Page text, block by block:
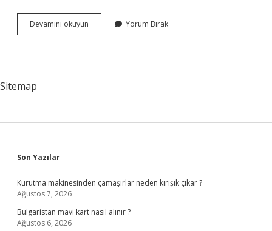
Devamını okuyun Sinemada
Motif
Yorum Bırak
Sitemap
Sidebar
Son Yazılar
Kurutma makinesinden çamaşırlar neden kırışık çıkar ?
Ağustos 7, 2026
Bulgaristan mavi kart nasıl alınır ?
Ağustos 6, 2026